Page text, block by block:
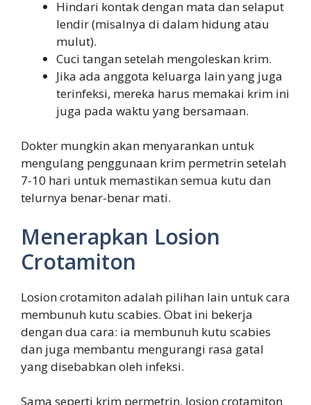
Hindari kontak dengan mata dan selaput
lendir (misalnya di dalam hidung atau
mulut).
Cuci tangan setelah mengoleskan krim.
Jika ada anggota keluarga lain yang juga
terinfeksi, mereka harus memakai krim ini
juga pada waktu yang bersamaan.
Dokter mungkin akan menyarankan untuk
mengulang penggunaan krim permetrin setelah
7-10 hari untuk memastikan semua kutu dan
telurnya benar-benar mati.
Menerapkan Losion
Crotamiton
Losion crotamiton adalah pilihan lain untuk cara
membunuh kutu scabies. Obat ini bekerja
dengan dua cara: ia membunuh kutu scabies
dan juga membantu mengurangi rasa gatal
yang disebabkan oleh infeksi.
Sama seperti krim permetrin, losion crotamiton